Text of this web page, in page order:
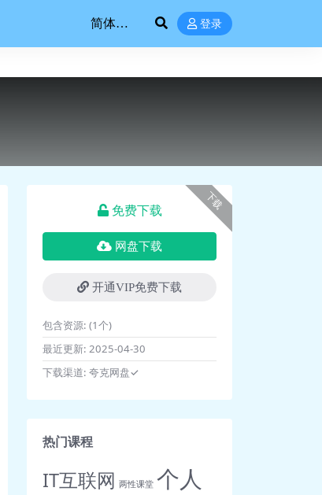
登录
下载
免费下载
网盘下载
开通VIP免费下载
包含资源: (1个)
最近更新: 2025-04-30
下载渠道: 夸克网盘✓
热门课程
IT互联网 两性课堂 个人